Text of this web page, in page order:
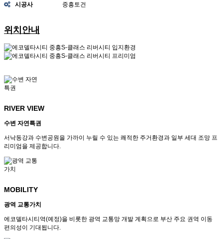
시공사 중흥토건
위치안내
RIVER VIEW
수변 자연특권
서낙동강과 수변공원을 가까이 누릴 수 있는 쾌적한 주거환경과 일부 세대 조망 프
리미엄을 제공합니다.
MOBILITY
광역 교통가치
에코델타시티역(예정)을 비롯한 광역 교통망 개발 계획으로 부산 주요 권역 이동
편의성이 기대됩니다.